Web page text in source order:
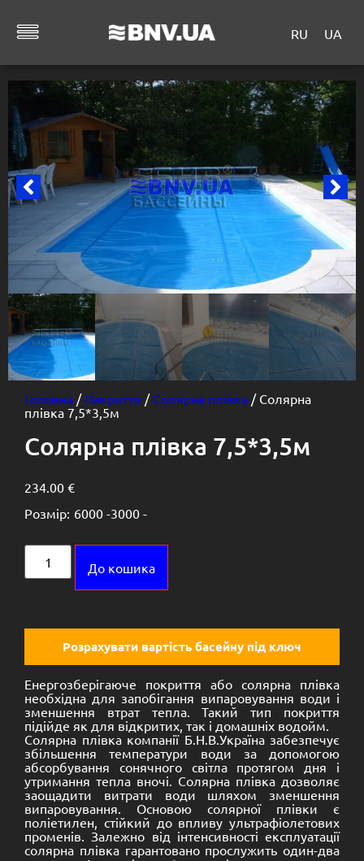
RU UA
Головна / Накриття / Солярна плівка / Солярна
плівка 7,5*3,5м
Солярна плівка 7,5*3,5м
234.00 €
Розмір: 6000 -3000 -
До кошика
Розрахувати вартість басейну під ключ
Енергозберігаюче покриття або солярна плівка
необхідна для запобігання випаровування води і
зменшення втрат тепла. Такий тип покриття
підійде як для відкритих, так і домашніх водойм.
Солярна плівка компанії Б.Н.В.Україна забезпечує
збільшення температури води за допомогою
абсорбування сонячного світла протягом дня і
утримання тепла вночі. Солярна плівка дозволяє
заощадити витрати води шляхом зменшення
випаровування. Основою солярної плівки є
поліетилен, стійкий до впливу ультрафіолетових
променів. Залежно від інтенсивності експлуатації
солярна плівка гарантовано прослужить один-два